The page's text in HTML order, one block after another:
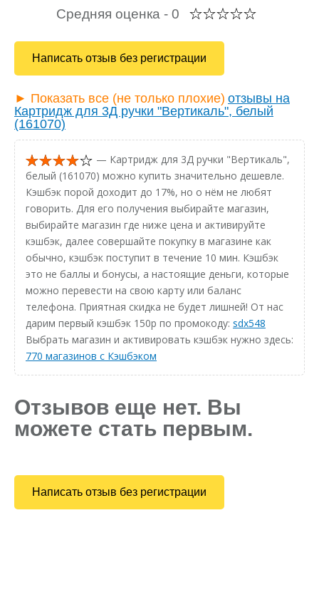
Средняя оценка - 0
Написать отзыв без регистрации
► Показать все (не только плохие) отзывы на
Картридж для 3Д ручки "Вертикаль", белый
(161070)
— Картридж для 3Д ручки "Вертикаль",
белый (161070) можно купить значительно дешевле.
Кэшбэк порой доходит до 17%, но о нём не любят
говорить. Для его получения выбирайте магазин,
выбирайте магазин где ниже цена и активируйте
кэшбэк, далее совершайте покупку в магазине как
обычно, кэшбэк поступит в течение 10 мин. Кэшбэк
это не баллы и бонусы, а настоящие деньги, которые
можно перевести на свою карту или баланс
телефона. Приятная скидка не будет лишней! От нас
дарим первый кэшбэк 150р по промокоду: sdx548
Выбрать магазин и активировать кэшбэк нужно здесь:
770 магазинов с Кэшбэком
Отзывов еще нет. Вы
можете стать первым.
Написать отзыв без регистрации